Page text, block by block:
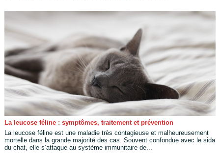
La leucose féline : symptômes, traitement et prévention
La leucose féline est une maladie très contagieuse et malheureusement
mortelle dans la grande majorité des cas. Souvent confondue avec le sida
du chat, elle s’attaque au système immunitaire de...